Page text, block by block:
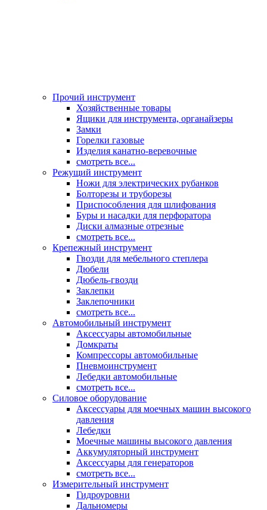
Прочий инструмент
Хозяйственные товары
Ящики для инструмента, органайзеры
Замки
Горелки газовые
Изделия канатно-веревочные
смотреть все...
Режущий инструмент
Ножи для электрических рубанков
Болторезы и труборезы
Приспособления для шлифования
Буры и насадки для перфоратора
Диски алмазные отрезные
смотреть все...
Крепежный инструмент
Гвозди для мебельного степлера
Дюбели
Дюбель-гвозди
Заклепки
Заклепочники
смотреть все...
Автомобильный инструмент
Аксессуары автомобильные
Домкраты
Компрессоры автомобильные
Пневмоинструмент
Лебедки автомобильные
смотреть все...
Силовое оборудование
Аксессуары для моечных машин высокого
давления
Лебедки
Моечные машины высокого давления
Аккумуляторный инструмент
Аксессуары для генераторов
смотреть все...
Измерительный инструмент
Гидроуровни
Дальномеры